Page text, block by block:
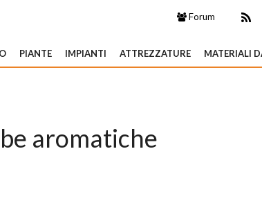
Forum
PIANTE IMPIANTI ATTREZZATURE MATERIALI
aromatiche